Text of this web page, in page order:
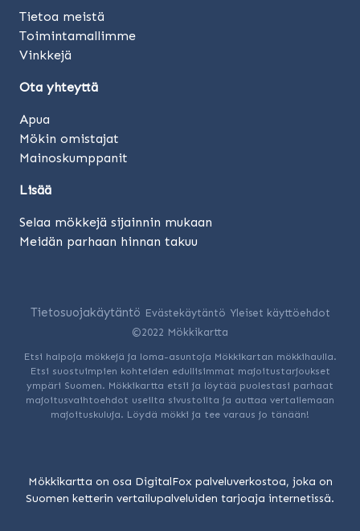
Tietoa meistä
Toimintamallimme
Vinkkejä
Ota yhteyttä
Apua
Mökin omistajat
Mainoskumppanit
Lisää
Selaa mökkejä sijainnin mukaan
Meidän parhaan hinnan takuu
Tietosuojakäytäntö Evästekäytäntö Yleiset käyttöehdot
©2022 Mökkikartta
Etsi halpoja mökkejä ja loma-asuntoja Mökkikartan mökkihaulla.
Etsi suostuimpien kohteiden edullisimmat majoitustarjoukset
ympäri Suomen. Mökkikartta etsii ja löytää puolestasi parhaat
majoitusvaihtoehdot useilta sivustoilta ja auttaa vertailemaan
majoituskuluja. Löydä mökki ja tee varaus jo tänään!
Mökkikartta on osa DigitalFox palveluverkostoa, joka on
Suomen ketterin vertailupalveluiden tarjoaja internetissä.